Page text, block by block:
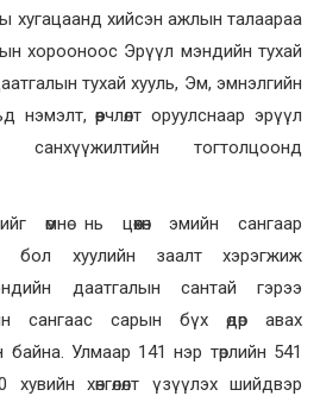
хугацаанд хийсэн ажлын талаараа
хорооноос Эрүүл мэндийн тухай
тухай хууль, Эм, эмнэлгийн
нэмэлт, өөрчлөлт оруулснаар эрүүл
тогтолцоонд
өмнө нь цөөхөн эмийн сангаар
бол хуулийн заалт хэрэгжиж
даатгалын сантай гэрээ
сангаас сарын бүх өдөр авах
Улмаар 141 нэр төрлийн 541
хөнгөлөлт үзүүлэх шийдвэр